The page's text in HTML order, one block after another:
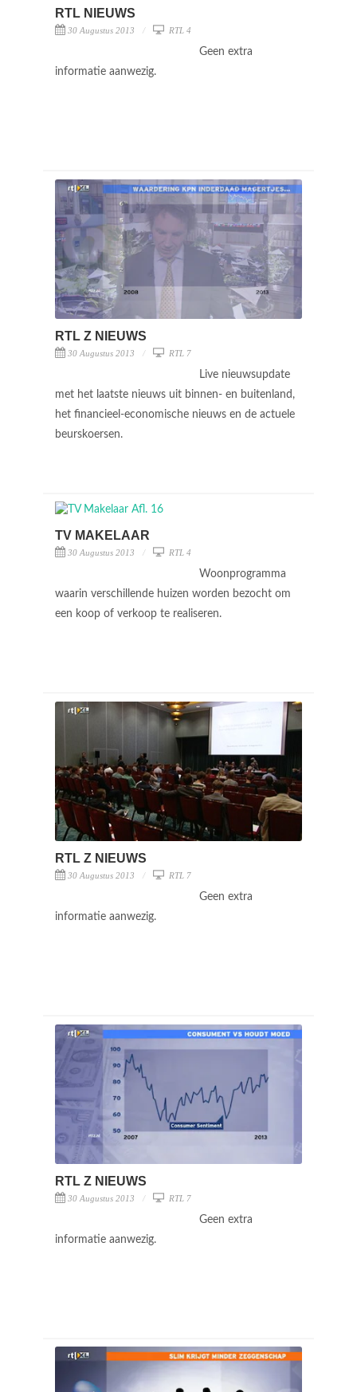
RTL NIEUWS
30 Augustus 2013 RTL 4
Geen extra
informatie aanwezig.
RTL Z NIEUWS
30 Augustus 2013 RTL 7
Live nieuwsupdate
met het laatste nieuws uit binnen- en buitenland,
het financieel-economische nieuws en de actuele
beurskoersen.
TV MAKELAAR
30 Augustus 2013 RTL 4
Woonprogramma
waarin verschillende huizen worden bezocht om
een koop of verkoop te realiseren.
RTL Z NIEUWS
30 Augustus 2013 RTL 7
Geen extra
informatie aanwezig.
RTL Z NIEUWS
30 Augustus 2013 RTL 7
Geen extra
informatie aanwezig.